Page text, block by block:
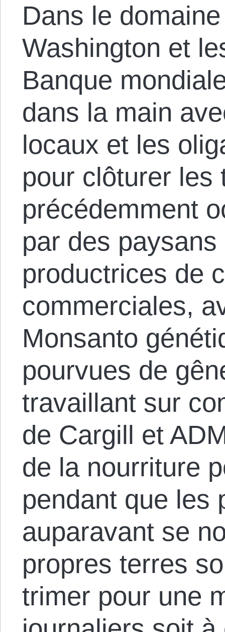
Dans le
Washington et
Banque
dans la main
locaux et les
pour clôturer les
précédemment
par des
productrices de
commerciales,
Monsanto
pourvues de
travaillant sur
de Cargill et
de la nourriture
pendant que les
auparavant se
propres terres
trimer pour une